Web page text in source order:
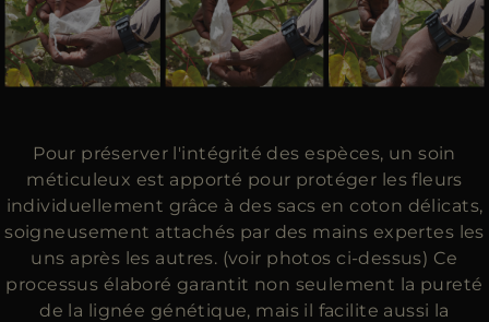
Pour préserver l'intégrité des espèces, un soin
méticuleux est apporté pour protéger les fleurs
individuellement grâce à des sacs en coton délicats,
soigneusement attachés par des mains expertes les
uns après les autres. (voir photos ci-dessus) Ce
processus élaboré garantit non seulement la pureté
de la lignée génétique, mais il facilite aussi la